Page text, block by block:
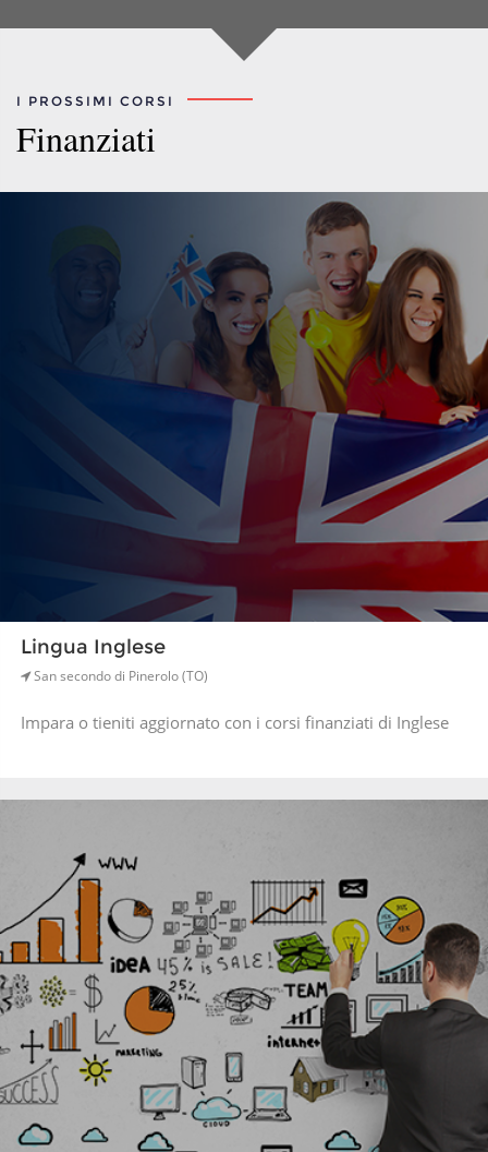
I PROSSIMI CORSI
Finanziati
Lingua Inglese
San secondo di Pinerolo (TO)
Impara o tieniti aggiornato con i corsi finanziati di Inglese